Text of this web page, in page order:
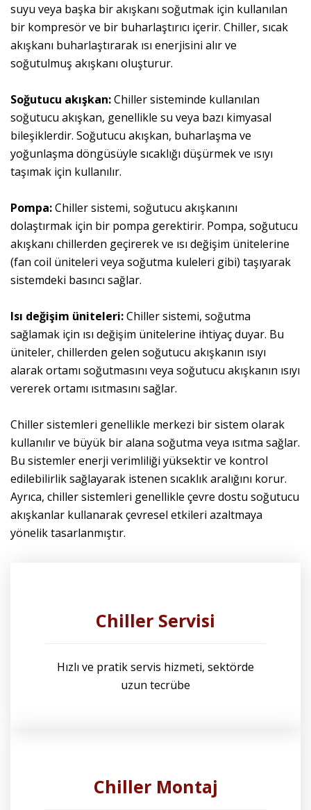
suyu veya başka bir akışkanı soğutmak için kullanılan
bir kompresör ve bir buharlaştırıcı içerir. Chiller, sıcak
akışkanı buharlaştırarak ısı enerjisini alır ve
soğutulmuş akışkanı oluşturur.
Soğutucu akışkan:Chiller sisteminde kullanılan
soğutucu akışkan, genellikle su veya bazı kimyasal
bileşiklerdir. Soğutucu akışkan, buharlaşma ve
yoğunlaşma döngüsüyle sıcaklığı düşürmek ve ısıyı
taşımak için kullanılır.
Pompa:Chiller sistemi, soğutucu akışkanını
dolaştırmak için bir pompa gerektirir. Pompa, soğutucu
akışkanı chillerden geçirerek ve ısı değişim ünitelerine
(fan coil üniteleri veya soğutma kuleleri gibi) taşıyarak
sistemdeki basıncı sağlar.
Isı değişim üniteleri:Chiller sistemi, soğutma
sağlamak için ısı değişim ünitelerine ihtiyaç duyar. Bu
üniteler, chillerden gelen soğutucu akışkanın ısıyı
alarak ortamı soğutmasını veya soğutucu akışkanın ısıyı
vererek ortamı ısıtmasını sağlar.
Chiller sistemleri genellikle merkezi bir sistem olarak
kullanılır ve büyük bir alana soğutma veya ısıtma sağlar.
Bu sistemler enerji verimliliği yüksektir ve kontrol
edilebilirlik sağlayarak istenen sıcaklık aralığını korur.
Ayrıca, chiller sistemleri genellikle çevre dostu soğutucu
akışkanlar kullanarak çevresel etkileri azaltmaya
yönelik tasarlanmıştır.
Chiller Servisi
Hızlı ve pratik servis hizmeti, sektörde
uzun tecrübe
Chiller Montaj